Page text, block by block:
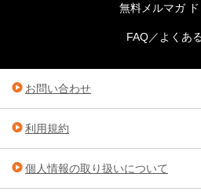
無料メルマガ
FAQ／よくあ
お問い合わせ
利用規約
個人情報の取り扱いについて